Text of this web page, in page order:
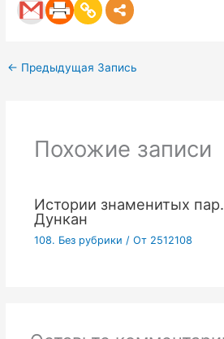
← Предыдущая Запись
Похожие записи
Истории знаменитых
Дункан
108. Без рубрики / От 2512108